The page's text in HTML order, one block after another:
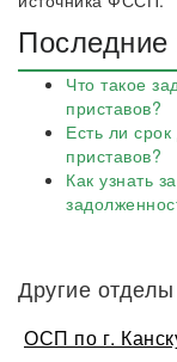
Последние
Что такое
приставов?
Есть ли
приставов?
Как узнать
Другие отделы
ОСП по г.